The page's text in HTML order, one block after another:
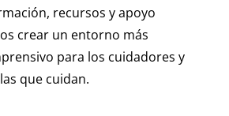
recursos y apoyo
crear un entorno más
para los cuidadores y
que cuidan.